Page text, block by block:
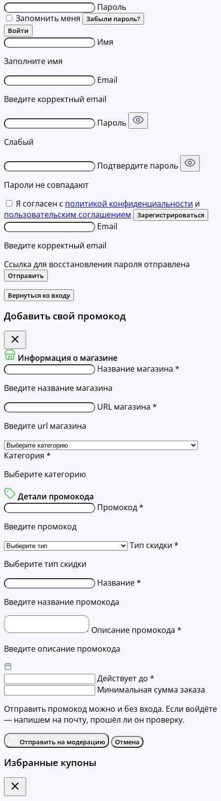
Пароль
Запомнить меня
Забыли пароль?
Войти
Имя
Заполните имя
Email
Введите корректный email
Пароль
Слабый
Подтвердите пароль
Пароли не совпадают
Я согласен с политикой конфиденциальности и
пользовательским соглашением
Зарегистрироваться
Email
Введите корректный email
Ссылка для восстановления пароля отправлена
Отправить
Вернуться ко входу
Добавить свой промокод
Информация о магазине
Название магазина *
Введите название магазина
URL магазина *
Введите url магазина
Категория *
Выберите категорию
Детали промокода
Промокод *
Введите промокод
Тип скидки *
Выберите тип скидки
Название *
Введите название промокода
Описание промокода *
Введите описание промокода
Действует до *
Минимальная сумма заказа
Отправить промокод можно и без входа. Если войдёте
— напишем на почту, прошёл ли он проверку.
Отправить на модерацию Отмена
Избранные купоны